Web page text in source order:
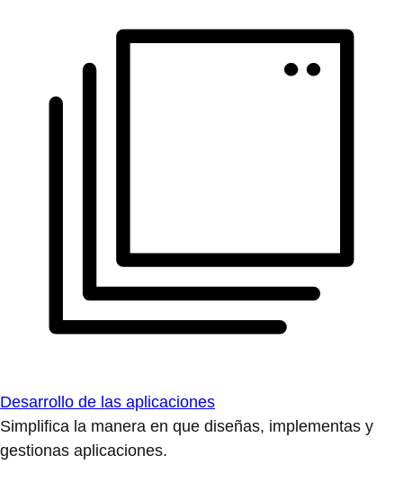
Desarrollo de las aplicaciones
Simplifica la manera en que diseñas, implementas y
gestionas aplicaciones.